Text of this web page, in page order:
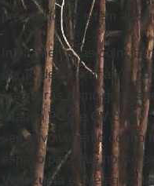
presidenciais e tem a
Infelizmente, as
dia 10 de março, após
brasileiras como grupos
citandoPCC CV
como
seu envolvimento com
espaço para que nosso
Venezuela
e que agora